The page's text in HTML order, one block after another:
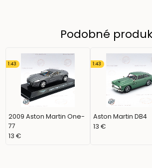
Podobné
2009 Aston Martin One-
77
1:43
13 €
Aston Martin DB4
1:43
13 €